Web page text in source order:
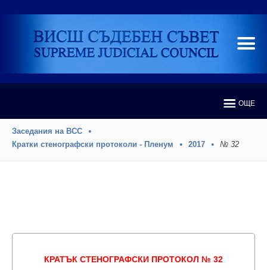
ОЩЕ
Заседания на ВСС
Кратки стенографски протоколи - Пленум
2017 № 32
КРАТЪК СТЕНОГРАФСКИ ПРОТОКОЛ № 32